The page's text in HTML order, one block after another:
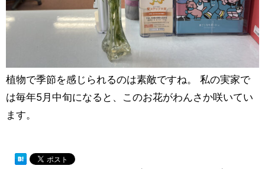
植物で季節を感じられるのは素敵ですね。 私の実家で
は毎年5月中旬になると、このお花がわんさか咲いてい
ます。